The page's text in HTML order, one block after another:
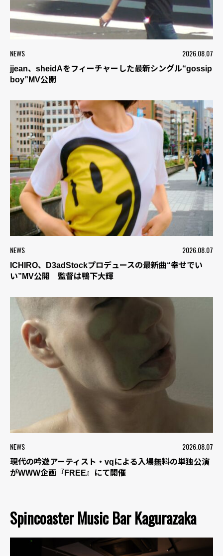
NEWS 2026.08.07
jjean、sheidAをフィーチャーした最新シングル“gossip
boy”MV公開
NEWS 2026.08.07
ICHIRO、D3adStockプロデュースの最新曲“幸せでい
い”MV公開 監督は鴨下大輝
NEWS 2026.08.07
現代の吟遊アーティスト・vqによる入場無料の単独公演
がWWW企画『FREE』にて開催
Spincoaster Music Bar Kagurazaka